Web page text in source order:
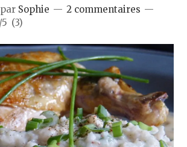
par Sophie
2 commentaires
5 (3)